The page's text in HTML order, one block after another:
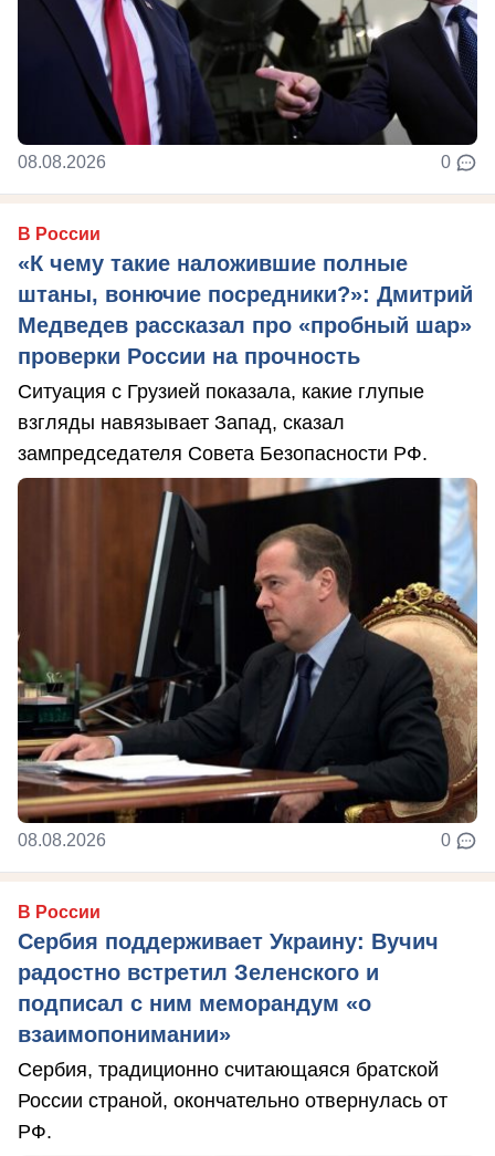
08.08.2026 0
В России
«К чему такие наложившие полные
штаны, вонючие посредники?»: Дмитрий
Медведев рассказал про «пробный шар»
проверки России на прочность
Ситуация с Грузией показала, какие глупые
взгляды навязывает Запад, сказал
зампредседателя Совета Безопасности РФ.
08.08.2026 0
В России
Сербия поддерживает Украину: Вучич
радостно встретил Зеленского и
подписал с ним меморандум «о
взаимопонимании»
Сербия, традиционно считающаяся братской
России страной, окончательно отвернулась от
РФ.